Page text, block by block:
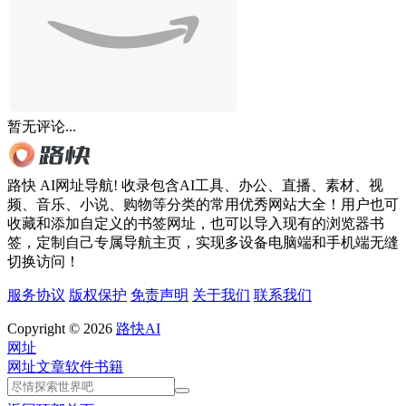
暂无评论...
路快 AI网址导航! 收录包含AI工具、办公、直播、素材、视
频、音乐、小说、购物等分类的常用优秀网站大全！用户也可
收藏和添加自定义的书签网址，也可以导入现有的浏览器书
签，定制自己专属导航主页，实现多设备电脑端和手机端无缝
切换访问！
服务协议 版权保护 免责声明 关于我们 联系我们
Copyright © 2026 路快AI
网址
网址文章软件书籍